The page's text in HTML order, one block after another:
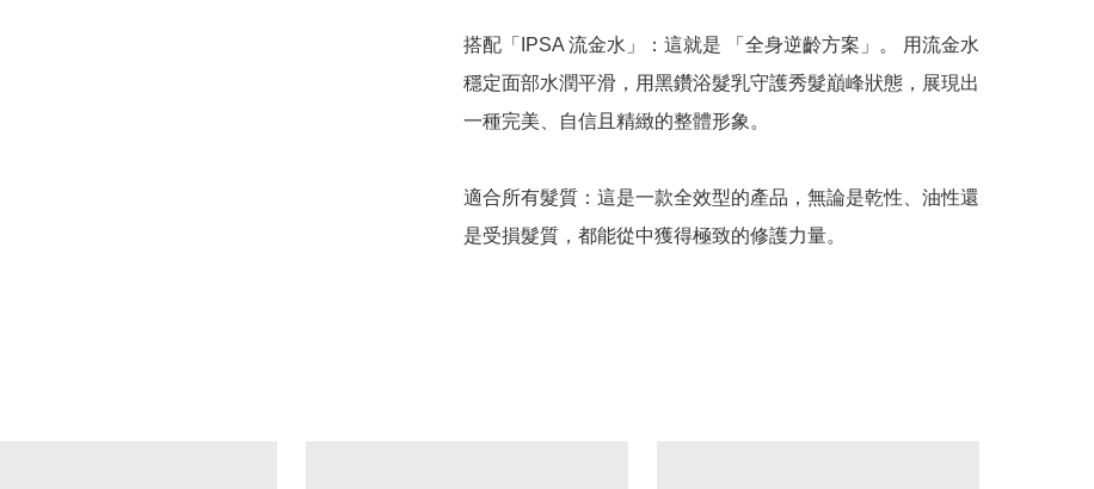
搭配「IPSA 流金水」：這就是 「全身逆齡方案」。 用流金水
穩定面部水潤平滑，用黑鑽浴髮乳守護秀髮巔峰狀態，展現出
一種完美、自信且精緻的整體形象。
適合所有髮質：這是一款全效型的產品，無論是乾性、油性還
是受損髮質，都能從中獲得極致的修護力量。